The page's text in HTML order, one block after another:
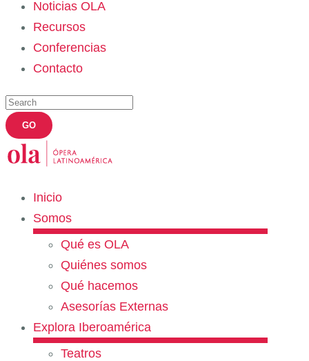
Noticias OLA
Recursos
Conferencias
Contacto
Inicio
Somos
Qué es OLA
Quiénes somos
Qué hacemos
Asesorías Externas
Explora Iberoamérica
Teatros